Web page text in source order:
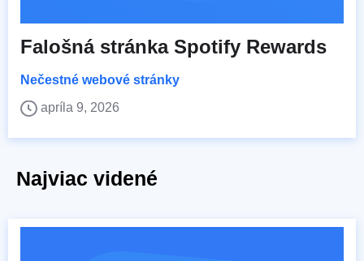
Falošná stránka Spotify Rewards
Nečestné webové stránky
apríla 9, 2026
Najviac videné